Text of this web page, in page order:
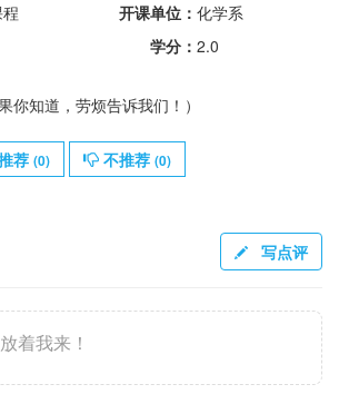
开课单位： 化学系
学分： 2.0
你知道，劳烦告诉我们！）
荐 (0) 不推荐 (0)
写点评
着我来！